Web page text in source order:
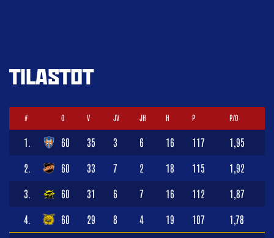
TILASTOT
# O V JV JH H P P/O
1. 60 35 3 6 16 117 1,95
2. 60 33 7 2 18 115 1,92
3. 60 31 6 7 16 112 1,87
4. 60 29 8 4 19 107 1,78